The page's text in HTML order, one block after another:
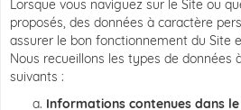
Lorsque vous naviguez sur le Site ou
proposés, des données à caractère
assurer le bon fonctionnement du Site
Nous recueillons les types de données
suivants :
Informations contenues dans